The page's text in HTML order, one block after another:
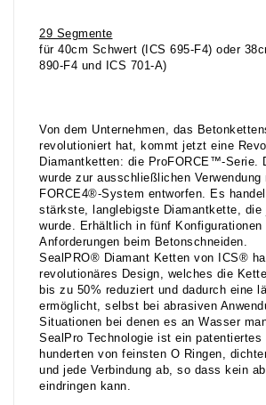
29 Segmente
für 40cm Schwert (ICS 695-F4) oder
890-F4 und ICS 701-A)
Von dem Unternehmen, das
revolutioniert hat, kommt jetzt eine
Diamantketten: die ProFORCE™-Serie.
wurde zur ausschließlichen Verwendung
FORCE4®-System entworfen. Es
stärkste, langlebigste Diamantkette, die
wurde. Erhältlich in fünf
Anforderungen beim Betonschneiden.
SealPRO® Diamant Ketten von ICS®
revolutionäres Design, welches die
bis zu 50% reduziert und dadurch eine
ermöglicht, selbst bei abrasiven
Situationen bei denen es an Wasser
SealPro Technologie ist ein patentiertes
hunderten von feinsten O Ringen,
und jede Verbindung ab, so dass kein
eindringen kann.